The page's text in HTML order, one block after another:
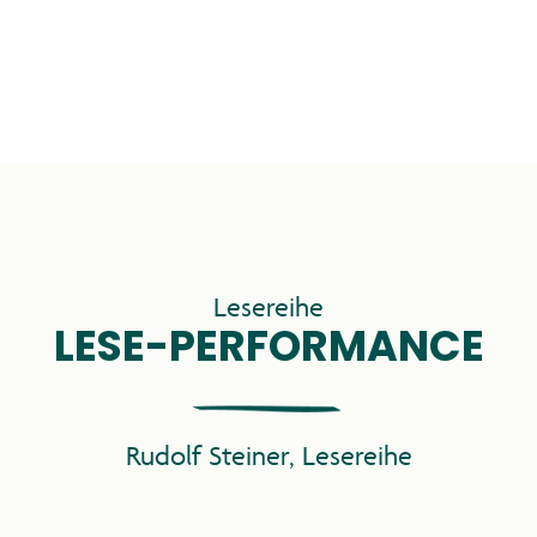
PROGRAMM
Lesereihe
LESE-PERFORMANCE
Rudolf Steiner, Lesereihe